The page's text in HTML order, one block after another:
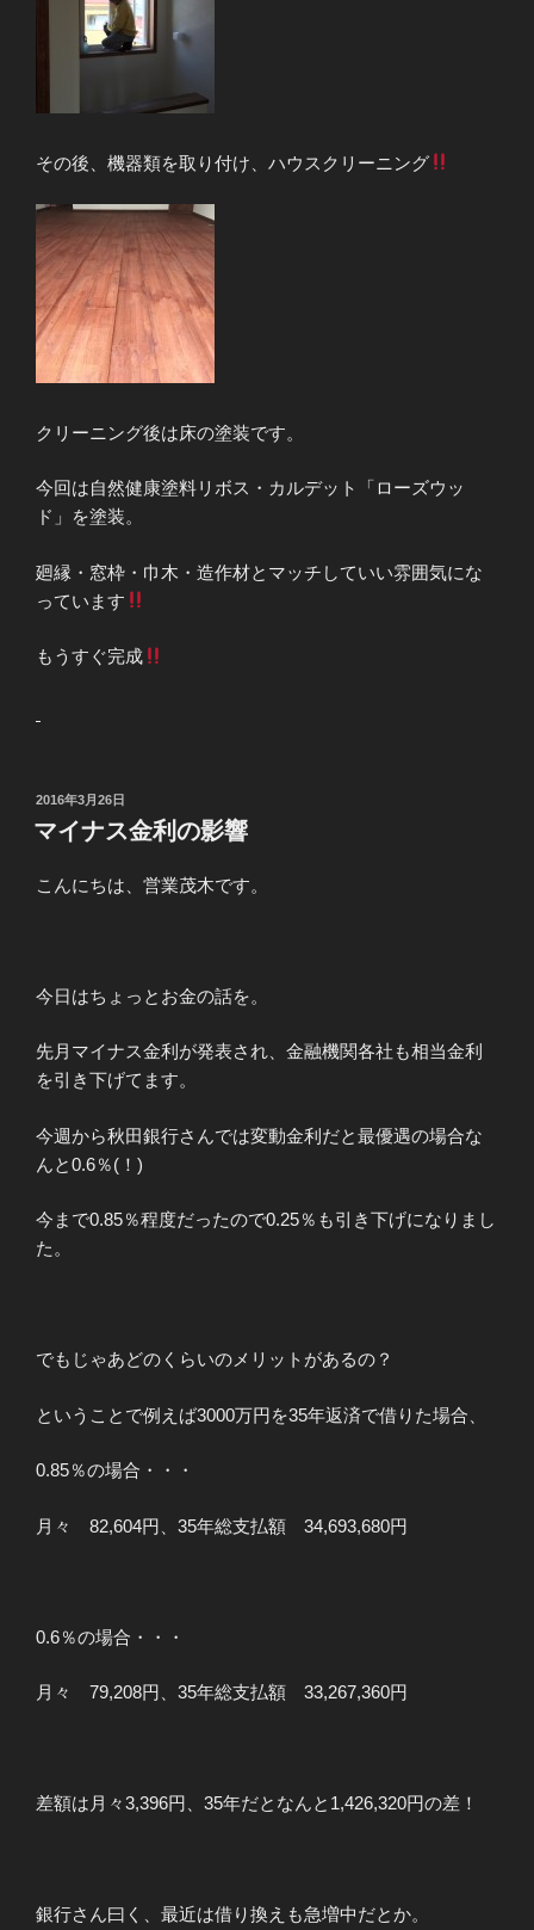
その後、機器類を取り付け、ハウスクリーニング
クリーニング後は床の塗装です。
今回は自然健康塗料リボス・カルデット「ローズウッ
ド」を塗装。
廻縁・窓枠・巾木・造作材とマッチしていい雰囲気にな
っています
もうすぐ完成
投
日:
2016年3月26日
マイナス金利の影響
こんにちは、営業茂木です。
今日はちょっとお金の話を。
先月マイナス金利が発表され、金融機関各社も相当金利
を引き下げてます。
今週から秋田銀行さんでは変動金利だと最優遇の場合な
んと0.6％(！)
今まで0.85％程度だったので0.25％も引き下げになりまし
た。
でもじゃあどのくらいのメリットがあるの？
ということで例えば3000万円を35年返済で借りた場合、
0.85％の場合・・・
月々 82,604円、35年総支払額 34,693,680円
0.6％の場合・・・
月々 79,208円、35年総支払額 33,267,360円
差額は月々3,396円、35年だとなんと1,426,320円の差！
銀行さん曰く、最近は借り換えも急増中だとか。